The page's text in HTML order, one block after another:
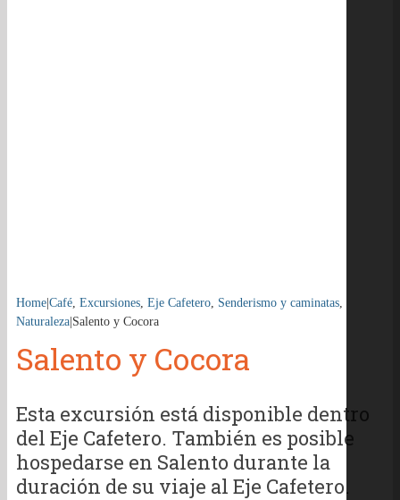
Home|Café Excursiones Eje Cafetero Senderismo y caminatas
Naturaleza|Salento y Cocora
Salento y Cocora
Esta excursión está disponible dentro
del Eje Cafetero. También es posible
hospedarse en Salento durante la
duración de su viaje al Eje Cafetero.